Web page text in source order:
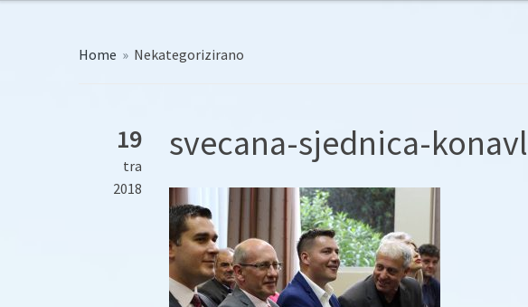
Home » Nekategorizirano
19
tra
2018
svecana-sjednica-